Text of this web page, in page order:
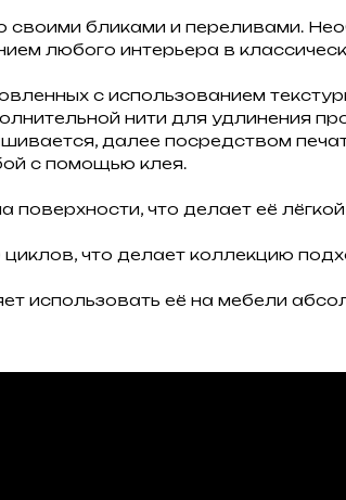
своими бликами и переливами.
любого интерьера в
с использованием
нити для удлинения
далее посредством
с помощью клея.
что делает её лёгкой
что делает коллекцию
использовать её на мебели